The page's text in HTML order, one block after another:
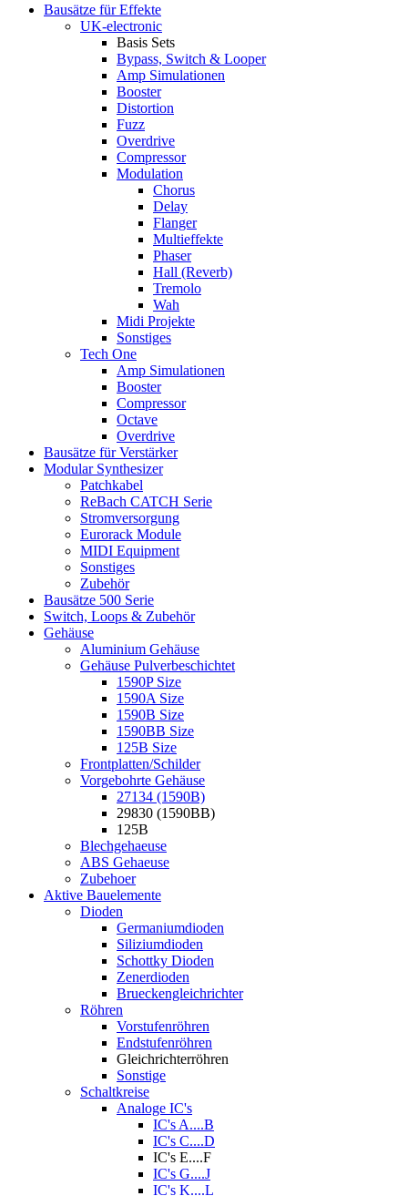
Bausätze für Effekte
UK-electronic
Basis Sets
Bypass, Switch & Looper
Amp Simulationen
Booster
Distortion
Fuzz
Overdrive
Compressor
Modulation
Chorus
Delay
Flanger
Multieffekte
Phaser
Hall (Reverb)
Tremolo
Wah
Midi Projekte
Sonstiges
Tech One
Amp Simulationen
Booster
Compressor
Octave
Overdrive
Bausätze für Verstärker
Modular Synthesizer
Patchkabel
ReBach CATCH Serie
Stromversorgung
Eurorack Module
MIDI Equipment
Sonstiges
Zubehör
Bausätze 500 Serie
Switch, Loops & Zubehör
Gehäuse
Aluminium Gehäuse
Gehäuse Pulverbeschichtet
1590P Size
1590A Size
1590B Size
1590BB Size
125B Size
Frontplatten/Schilder
Vorgebohrte Gehäuse
27134 (1590B)
29830 (1590BB)
125B
Blechgehaeuse
ABS Gehaeuse
Zubehoer
Aktive Bauelemente
Dioden
Germaniumdioden
Siliziumdioden
Schottky Dioden
Zenerdioden
Brueckengleichrichter
Röhren
Vorstufenröhren
Endstufenröhren
Gleichrichterröhren
Sonstige
Schaltkreise
Analoge IC's
IC's A....B
IC's C....D
IC's E....F
IC's G....J
IC's K....L